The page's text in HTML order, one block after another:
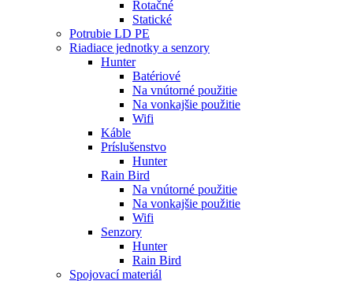
Rotačné
Statické
Potrubie LD PE
Riadiace jednotky a senzory
Hunter
Batériové
Na vnútorné použitie
Na vonkajšie použitie
Wifi
Káble
Príslušenstvo
Hunter
Rain Bird
Na vnútorné použitie
Na vonkajšie použitie
Wifi
Senzory
Hunter
Rain Bird
Spojovací materiál